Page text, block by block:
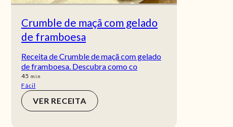
Crumble de maçã com gelado
de framboesa
Receita de Crumble de maçã com gelado
de framboesa. Descubra como co
45 min
min
Fácil
VER RECEITA